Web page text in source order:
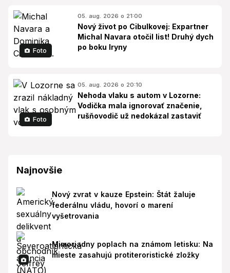
Foto
05. aug. 2026 o 21:00
Nový život po Cibulkovej: Expartner
Michal Navara otočil list! Druhý dych
po boku Iryny
Foto
05. aug. 2026 o 20:10
Nehoda vlaku s autom v Lozorne:
Vodička mala ignorovať značenie,
rušňovodič už nedokázal zastaviť
Najnovšie
Nový zvrat v kauze Epstein: Štát žaluje
federálnu vládu, hovorí o marení
vyšetrovania
Mimoriadny poplach na známom letisku: Na
mieste zasahujú protiteroristické zložky